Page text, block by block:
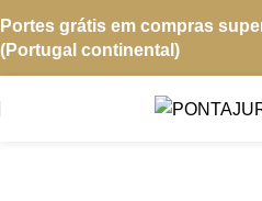
Portes grátis em compras
(Portugal continental)